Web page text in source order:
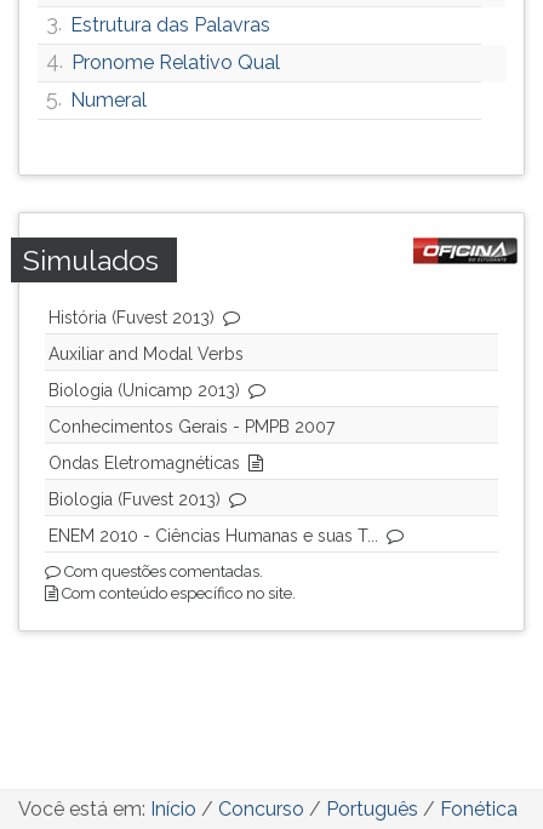
3. Estrutura das Palavras
4. Pronome Relativo Qual
5. Numeral
Simulados
História (Fuvest 2013)
Auxiliar and Modal Verbs
Biologia (Unicamp 2013)
Conhecimentos Gerais - PMPB 2007
Ondas Eletromagnéticas
Biologia (Fuvest 2013)
ENEM 2010 - Ciências Humanas e suas T...
Com questões comentadas.
Com conteúdo específico no site.
Você está em: Início / Concurso / Português / Fonética